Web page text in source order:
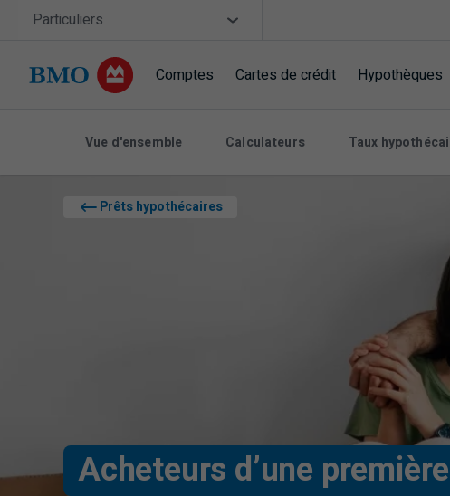
Sauter la navigation
Site Selector
Particuliers
Comptes Cartes de crédit Hypothèques
Vue d'ensemble Calculateurs Taux
Prêts hypothécaires
Acheteurs d’une